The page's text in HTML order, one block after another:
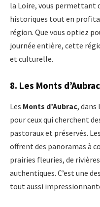
la Loire, vous permettant
historiques tout en
région. Que vous optiez
journée entière, cette
et culturelle.
8. Les Monts
Les Monts d’Aubrac, dans
pour ceux qui cherchent
pastoraux et préservés.
offrent des panoramas à
prairies fleuries, de
authentiques. C’est une
tout aussi